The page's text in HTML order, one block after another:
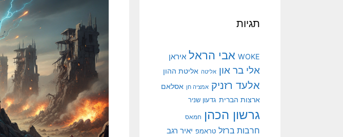
תגיות
WOKE אבי הראל איראן
אלי בר און אליטה אליטת ההון
אלעד רזניק אמציה חן אסלאם
ארצות הברית גדעון שניר
גרשון הכהן חמאס
חרבות ברזל טראמפ יאיר רגב